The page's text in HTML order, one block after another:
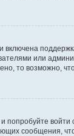
или
то возможно,
сообщения,